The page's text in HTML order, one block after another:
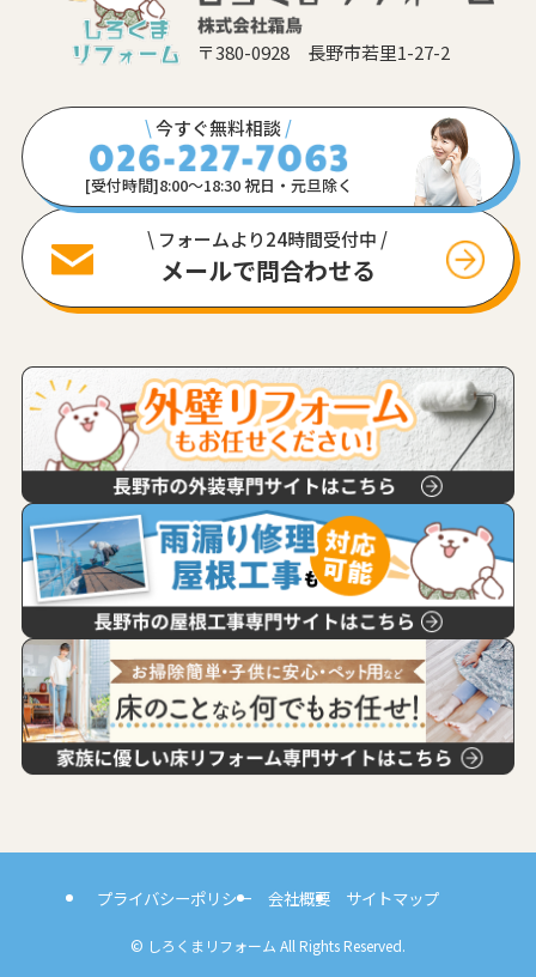
〒380-0928 長野市若里1-27-2
\今すぐ無料相談/
[受付時間]8:00〜18:30 祝日・元旦除く
\ フォームより24時間受付中 /
メールで問合わせる
プライバシーポリシー 会社概要 サイトマップ
© しろくまリフォーム All Rights Reserved.